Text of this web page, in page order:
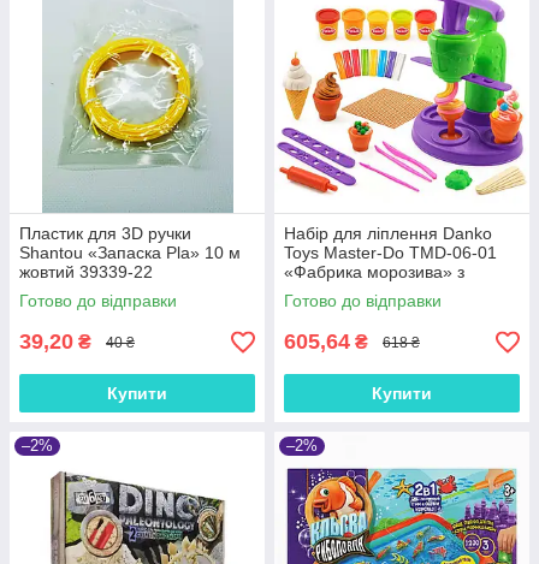
Пластик для 3D ручки
Shantou «Запаска Pla» 10 м
жовтий 39339-22
Готово до відправки
39,20 ₴ 40 ₴
Купити
Набір для ліплення Danko
Toys Master-Do TMD-06-01
«Фабрика морозива» з
формочками
Готово до відправки
605,64 ₴ 618 ₴
Купити
–2% –2%